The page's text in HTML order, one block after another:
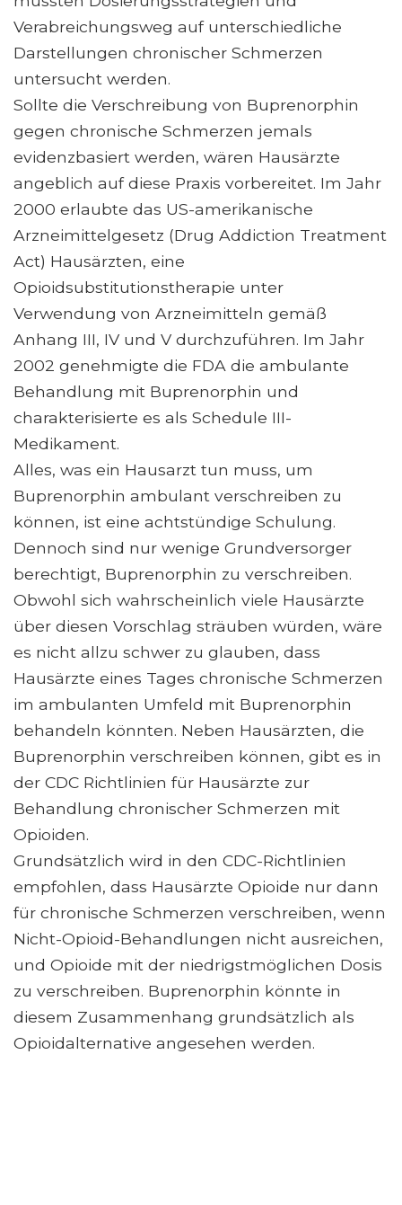
Verabreichungsweg auf unterschiedliche
Darstellungen chronischer Schmerzen
untersucht werden.
Sollte die Verschreibung von Buprenorphin
gegen chronische Schmerzen jemals
evidenzbasiert werden, wären Hausärzte
angeblich auf diese Praxis vorbereitet. Im Jahr
2000 erlaubte das US-amerikanische
Arzneimittelgesetz (Drug Addiction Treatment
Act) Hausärzten, eine
Opioidsubstitutionstherapie unter
Verwendung von Arzneimitteln gemäß
Anhang III, IV und V durchzuführen. Im Jahr
2002 genehmigte die FDA die ambulante
Behandlung mit Buprenorphin und
charakterisierte es als Schedule III-
Medikament.
Alles, was ein Hausarzt tun muss, um
Buprenorphin ambulant verschreiben zu
können, ist eine achtstündige Schulung.
Dennoch sind nur wenige Grundversorger
berechtigt, Buprenorphin zu verschreiben.
Obwohl sich wahrscheinlich viele Hausärzte
über diesen Vorschlag sträuben würden, wäre
es nicht allzu schwer zu glauben, dass
Hausärzte eines Tages chronische Schmerzen
im ambulanten Umfeld mit Buprenorphin
behandeln könnten. Neben Hausärzten, die
Buprenorphin verschreiben können, gibt es in
der CDC Richtlinien für Hausärzte zur
Behandlung chronischer Schmerzen mit
Opioiden.
Grundsätzlich wird in den CDC-Richtlinien
empfohlen, dass Hausärzte Opioide nur dann
für chronische Schmerzen verschreiben, wenn
Nicht-Opioid-Behandlungen nicht ausreichen,
und Opioide mit der niedrigstmöglichen Dosis
zu verschreiben. Buprenorphin könnte in
diesem Zusammenhang grundsätzlich als
Opioidalternative angesehen werden.